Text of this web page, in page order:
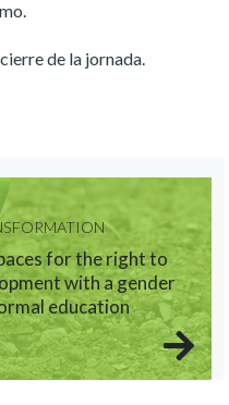
de la jornada.
for the right to
with a gender
education